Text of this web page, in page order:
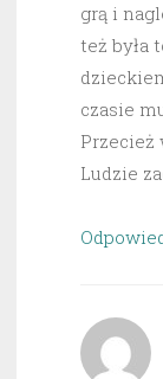
grą i
też była
czasie
Przecież
Ludzie